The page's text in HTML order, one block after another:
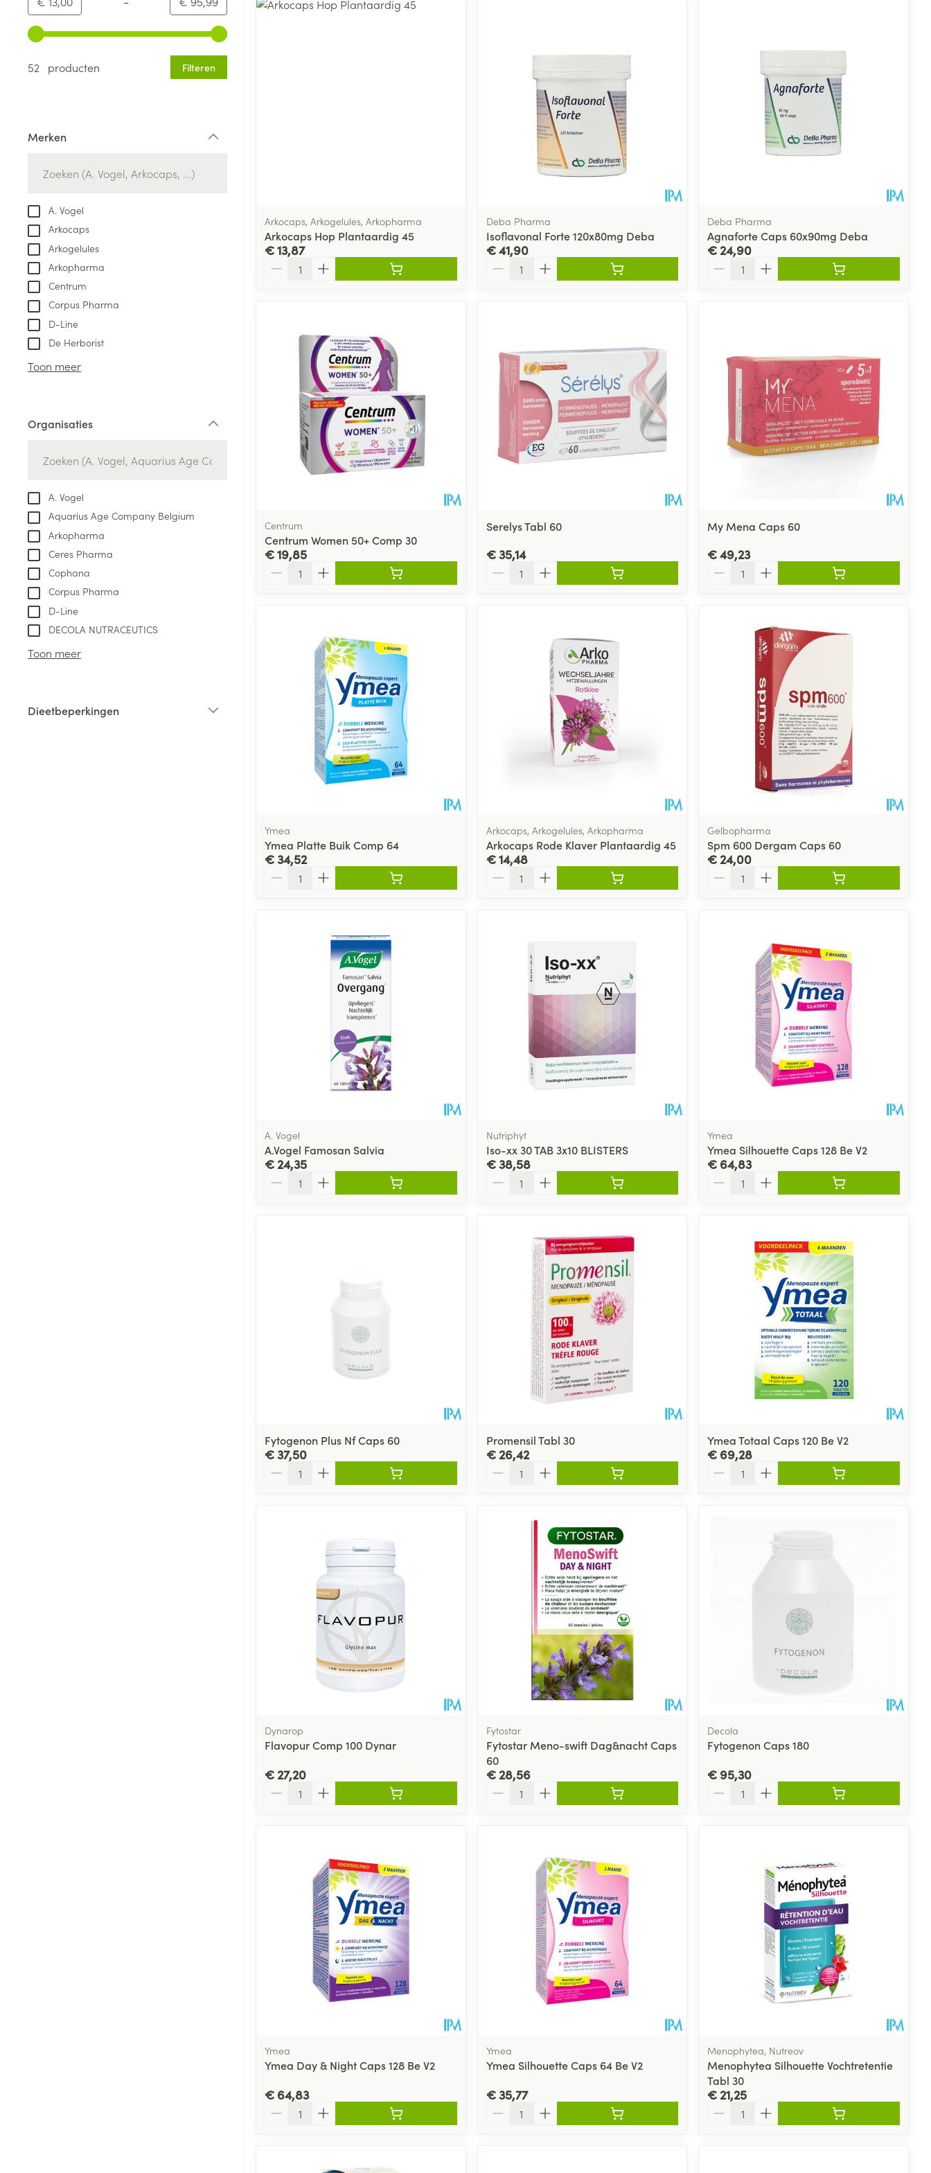
Gebruik de pijltjestoetsen links en rechts om de minimale en maximale prijswaarden aan te passen.
52 producten
Filteren
Merken
A. Vogel
Arkocaps
Arkogelules
Arkopharma
Centrum
Corpus Pharma
D-Line
De Herborist
Toon meer
Organisaties
A. Vogel
Aquarius Age Company Belgium
Arkopharma
Ceres Pharma
Cophana
Corpus Pharma
D-Line
DECOLA NUTRACEUTICS
Toon meer
Dieetbeperkingen
Arkocaps, Arkogelules, Arkopharma
Arkocaps Hop Plantaardig 45
€ 13,87
Deba Pharma
Isoflavonal Forte 120x80mg Deba
€ 41,90
Deba Pharma
Agnaforte Caps 60x90mg Deba
€ 24,90
Centrum
Centrum Women 50+ Comp 30
€ 19,85
Serelys Tabl 60
€ 35,14
My Mena Caps 60
€ 49,23
Ymea
Ymea Platte Buik Comp 64
€ 34,52
Arkocaps, Arkogelules, Arkopharma
Arkocaps Rode Klaver Plantaardig 45
€ 14,48
Gelbopharma
Spm 600 Dergam Caps 60
€ 24,00
A. Vogel
A.Vogel Famosan Salvia
€ 24,35
Nutriphyt
Iso-xx 30 TAB 3x10 BLISTERS
€ 38,58
Ymea
Ymea Silhouette Caps 128 Be V2
€ 64,83
Fytogenon Plus Nf Caps 60
€ 37,50
Promensil Tabl 30
€ 26,42
Ymea Totaal Caps 120 Be V2
€ 69,28
Dynarop
Flavopur Comp 100 Dynar
€ 27,20
Fytostar
Fytostar Meno-swift Dag&nacht Caps
60
€ 28,56
Decola
Fytogenon Caps 180
€ 95,30
Ymea
Ymea Day & Night Caps 128 Be V2
€ 64,83
Ymea
Ymea Silhouette Caps 64 Be V2
€ 35,77
Menophytea, Nutreov
Menophytea Silhouette Vochtretentie
Tabl 30
€ 21,25